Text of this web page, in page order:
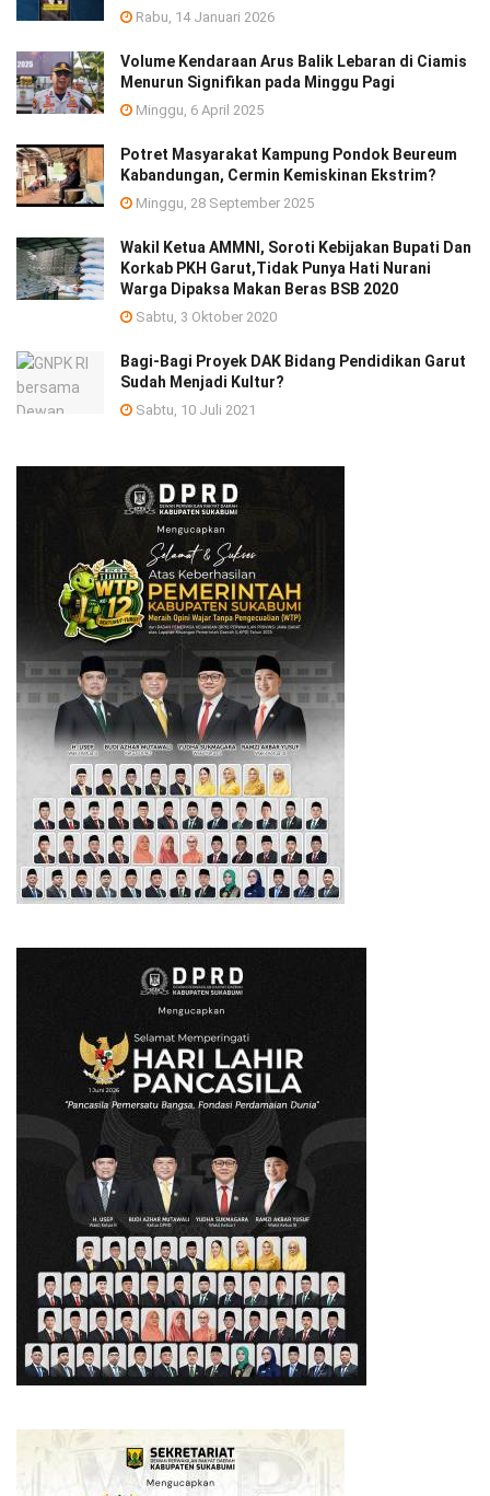
Rabu, 14 Januari 2026
Volume Kendaraan Arus Balik Lebaran di Ciamis
Menurun Signifikan pada Minggu Pagi
Minggu, 6 April 2025
Potret Masyarakat Kampung Pondok Beureum
Kabandungan, Cermin Kemiskinan Ekstrim?
Minggu, 28 September 2025
Wakil Ketua AMMNI, Soroti Kebijakan Bupati Dan
Korkab PKH Garut,Tidak Punya Hati Nurani
Warga Dipaksa Makan Beras BSB 2020
Sabtu, 3 Oktober 2020
Bagi-Bagi Proyek DAK Bidang Pendidikan Garut
Sudah Menjadi Kultur?
Sabtu, 10 Juli 2021